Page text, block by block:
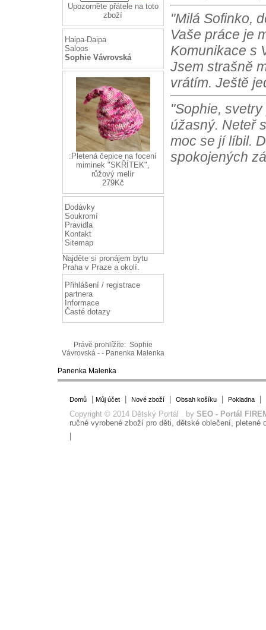
Upozorněte přátele na toto
zboží
Haipa-Daipa
Saloos
Sophie Vávrovská
:Pletená čepice na focení
miminek "SKŘÍTEK",
růžový melír
279Kč
Dodávky
Soukromí
Pravidla
Kontakt
Sitemap
Najděte si pronájem bytu
Prahav Praze a okolí.
Přihlášení / registrace
partnera
Informace
Časté dotazy
"Milá Sofinko,
Vaše práce je
Komunikace s
Jsem strašně
vrátím. Ještě
"Sophie,
úžasný. Neteř
moc se jí líbil.
spokojených
Právě prohlížíte: Sophie
Vávrovská - - Panenka Malenka
Panenka Malenka
Domů| Můj účet| Nové zboží| Obsah košíku| Pokladna|
Copyright © 2014 Dětský Portál by SEO - Portál
ručné vyrobené zboží pro děti, dětské oblečení, pletené